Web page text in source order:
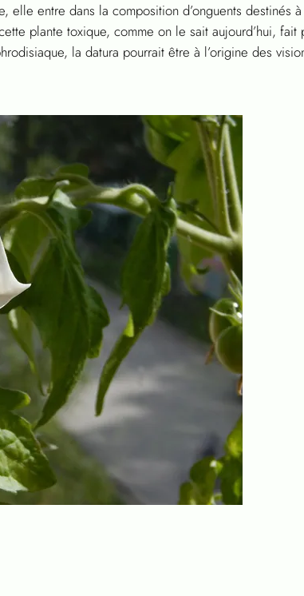
entre dans la composition d’onguents destinés
plante toxique, comme on le sait aujourd’hui,
la datura pourrait être à l’origine des